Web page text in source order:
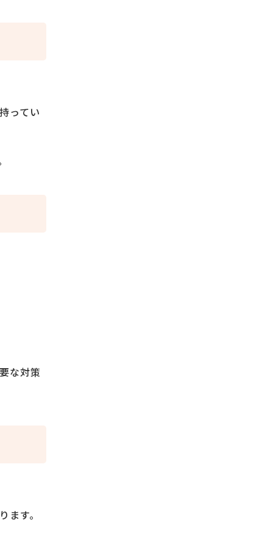
ってい
な対策
す。